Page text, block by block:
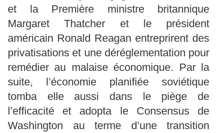
et la Première ministre britannique
Margaret Thatcher et le président
américain Ronald Reagan entreprirent des
privatisations et une déréglementation pour
remédier au malaise économique. Par la
suite, l’économie planifiée soviétique
tomba elle aussi dans le piège de
l’efficacité et adopta le Consensus de
Washington au terme d’une transition